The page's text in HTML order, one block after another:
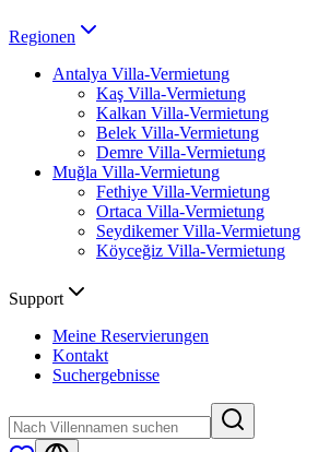
Regionen
Antalya Villa-Vermietung
Kaş Villa-Vermietung
Kalkan Villa-Vermietung
Belek Villa-Vermietung
Demre Villa-Vermietung
Muğla Villa-Vermietung
Fethiye Villa-Vermietung
Ortaca Villa-Vermietung
Seydikemer Villa-Vermietung
Köyceğiz Villa-Vermietung
Support
Meine Reservierungen
Kontakt
Suchergebnisse